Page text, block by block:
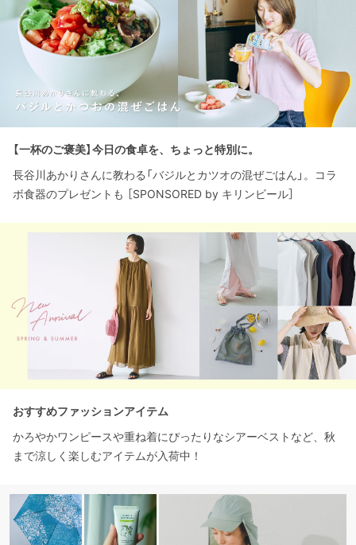
【一杯のご褒美】今日の食卓を、ちょっと特別に。
長谷川あかりさんに教わる「バジルとカツオの混ぜごはん」。コラ
ボ食器のプレゼントも ［SPONSORED by キリンビール］
おすすめファッションアイテム
かろやかワンピースや重ね着にぴったりなシアーベストなど、秋
まで涼しく楽しむアイテムが入荷中！